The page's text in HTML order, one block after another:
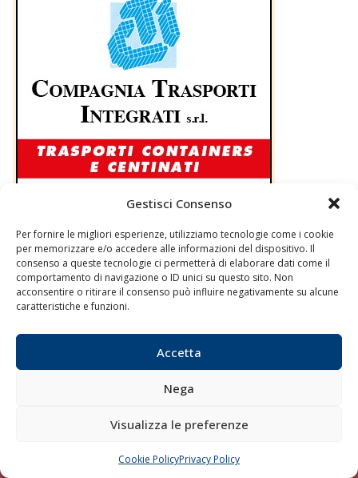
Gestisci Consenso
Per fornire le migliori esperienze, utilizziamo tecnologie come i cookie
per memorizzare e/o accedere alle informazioni del dispositivo. Il
consenso a queste tecnologie ci permetterà di elaborare dati come il
comportamento di navigazione o ID unici su questo sito. Non
acconsentire o ritirare il consenso può influire negativamente su alcune
caratteristiche e funzioni.
Accetta
Nega
Visualizza le preferenze
Cookie PolicyPrivacy Policy
CHIAMA SCRIVI